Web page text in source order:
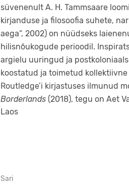
süvenenult A. H. Tammsaare
kirjanduse ja filosoofia suhete,
aega“, 2002) on nüüdseks
hilisnõukogude perioodil.
argielu uuringud ja
koostatud ja toimetud
Routledge’i kirjastuses ilmunud
Borderlands(2018), tegu on Aet
Laos
Sari